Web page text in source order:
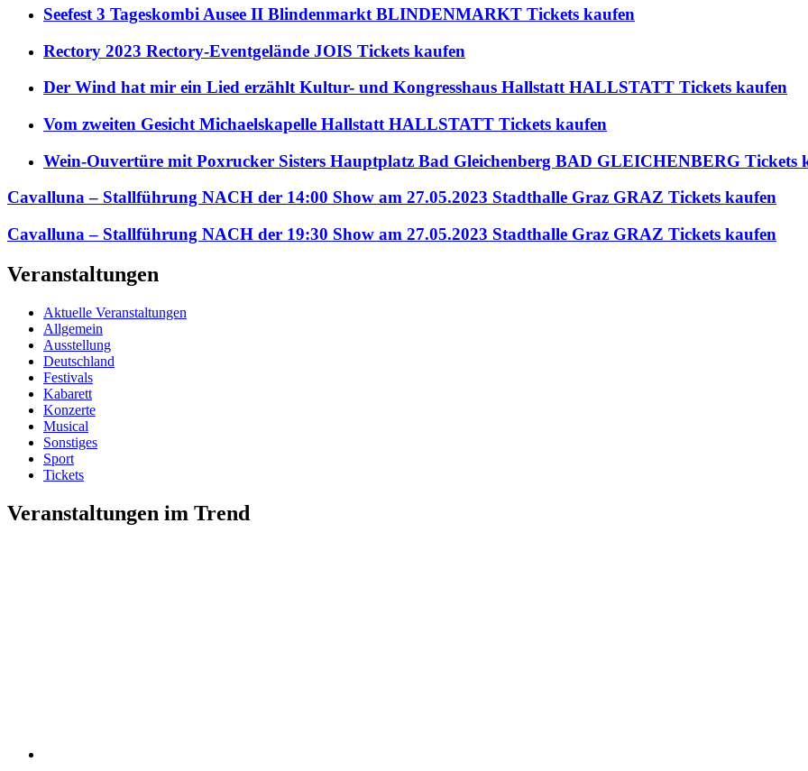
Seefest 3 Tageskombi Ausee II Blindenmarkt BLINDENMARKT Tickets kaufen
Rectory 2023 Rectory-Eventgelände JOIS Tickets kaufen
Der Wind hat mir ein Lied erzählt Kultur- und Kongresshaus Hallstatt HALLSTATT Tickets kaufen
Vom zweiten Gesicht Michaelskapelle Hallstatt HALLSTATT Tickets kaufen
Wein-Ouvertüre mit Poxrucker Sisters Hauptplatz Bad Gleichenberg BAD GLEICHENBERG Tickets
Cavalluna – Stallführung NACH der 14:00 Show am 27.05.2023 Stadthalle Graz GRAZ Tickets kaufen
Cavalluna – Stallführung NACH der 19:30 Show am 27.05.2023 Stadthalle Graz GRAZ Tickets kaufen
Veranstaltungen
Aktuelle Veranstaltungen
Allgemein
Ausstellung
Deutschland
Festivals
Kabarett
Konzerte
Musical
Sonstiges
Sport
Tickets
Veranstaltungen im Trend